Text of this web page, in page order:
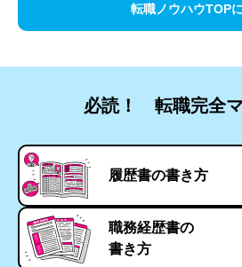
転職ノウハウTOP
必読！ 転職完全
履歴書の書き方
職務経歴書の
書き方